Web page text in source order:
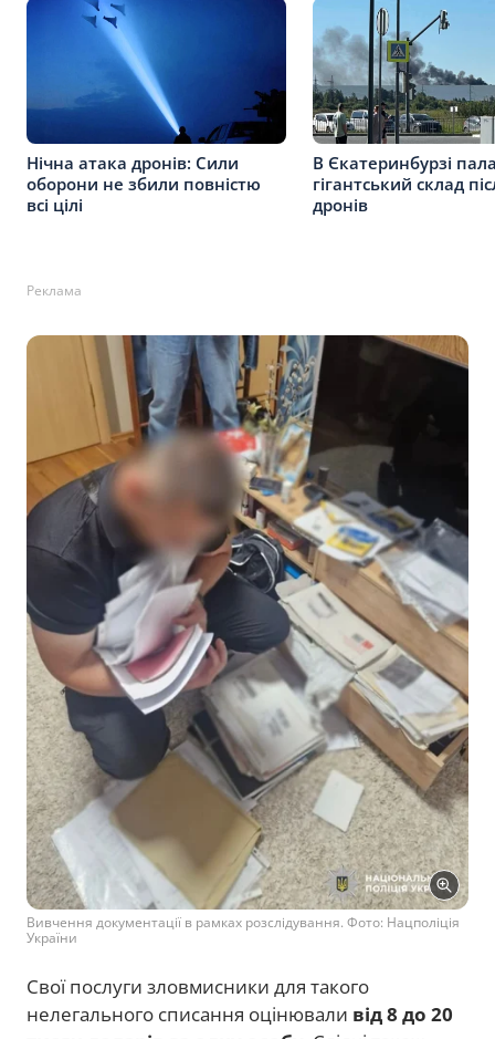
Нічна атака дронів: Сили
оборони не збили повністю
всі цілі
В Єкатеринбурзі
гігантський склад
дронів
Реклама
Вивчення документації в рамках розслідування. Фото: Нацполіція
України
Свої послуги зловмисники для такого
нелегального списання оцінювали від 8 до 20